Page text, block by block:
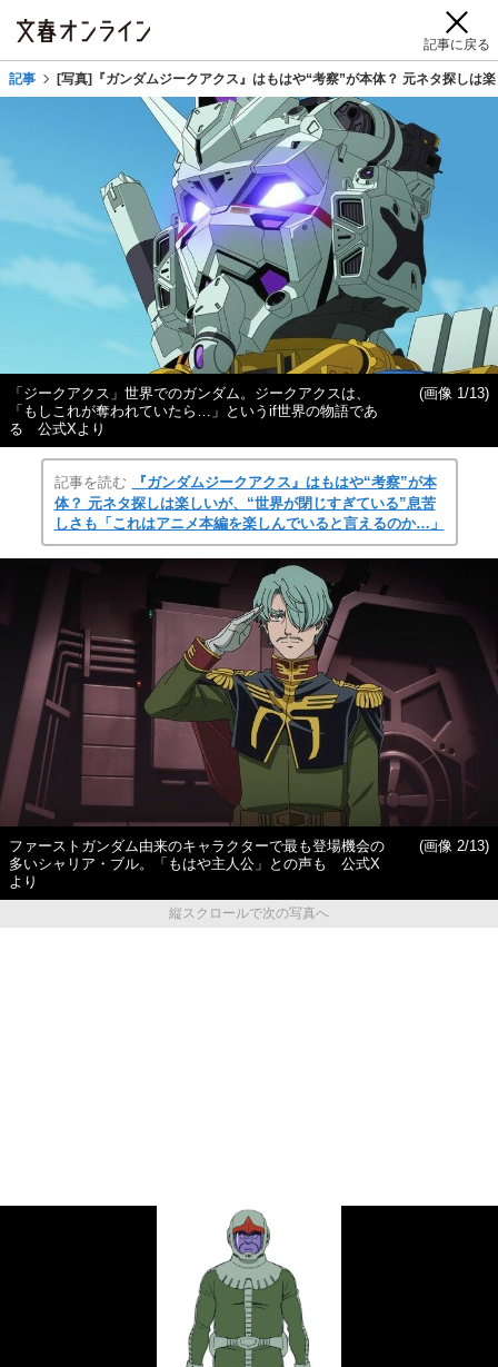
記事に戻る
記事 [写真]『ガンダムジークアクス』はもはや“考察”が本体？ 元ネタ探し
「ジークアクス」世界でのガンダム。ジークアクスは、
「もしこれが奪われていたら…」というif世界の物語であ
る 公式Xより
(画像 1/13)
記事を読む
『ガンダムジークアクス』はもはや“考察”が本
体？ 元ネタ探しは楽しいが、“世界が閉じすぎている”息苦
しさも「これはアニメ本編を楽しんでいると言えるのか…」
ファーストガンダム由来のキャラクターで最も登場機会の
多いシャリア・ブル。「もはや主人公」との声も 公式X
より
(画像 2/13)
縦スクロールで次の写真へ